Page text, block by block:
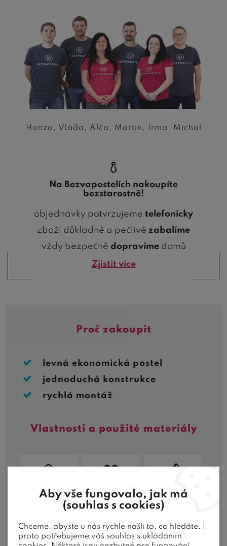
Honza, Vláďa, Alča, Martin, Irma, Michal
Na Bezvapostelích nakoupíte
bezstarostně!
objednávky potvrzujeme telefonicky
zboží důkladně a pečlivě zabalíme
vždy bezpečně dopravímedomů
Zjistit více
Proč zakoupit
levná ekonomická postel
jednoduchá konstrukce
rychlá montáž
Vlastnosti a použité materiály
Olepení
hran
Kovová
konstrukce
Tloušťka
rámu 2
Aby vše fungovalo, jak má
(souhlas s cookies)
Chceme, abyste u nás rychle našli to, co hledáte. I
proto potřebujeme váš souhlas s ukládáním